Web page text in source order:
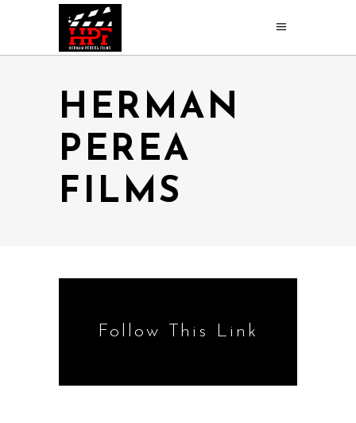
HERMAN
PEREA
FILMS
Follow This Link